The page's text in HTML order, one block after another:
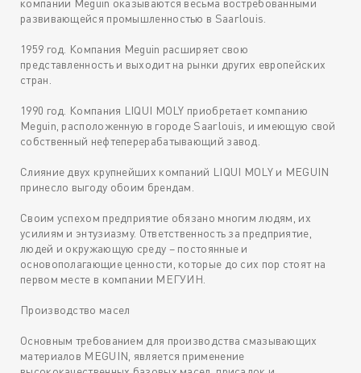
компании Meguin оказываются весьма востребованными
развивающейся промышленностью в Saarlouis.
1959 год. Компания Meguin расширяет свою
представленность и выходит на рынки других европейских
стран.
1990 год. Компания LIQUI MOLY приобретает компанию
Meguin, расположенную в городе Saarlouis, и имеющую свой
собственный нефтеперерабатывающий завод.
Слияние двух крупнейших компаний LIQUI MOLY и MEGUIN
принесло выгоду обоим брендам.
Своим успехом предприятие обязано многим людям, их
усилиям и энтузиазму. Ответственность за предприятие,
людей и окружающую среду – постоянные и
основополагающие ценности, которые до сих пор стоят на
первом месте в компании МЕГУИН.
Производство масел
Основным требованием для производства смазывающих
материалов MEGUIN, является применение